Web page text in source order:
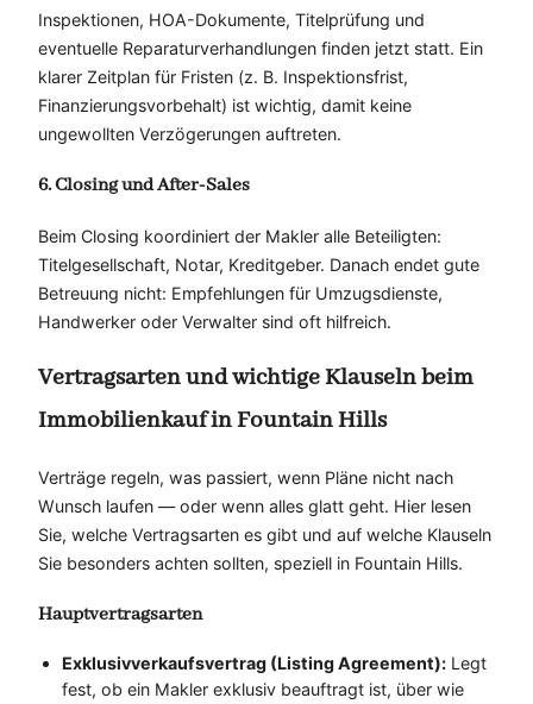
Inspektionen, HOA-Dokumente, Titelprüfung und
eventuelle Reparaturverhandlungen finden jetzt statt. Ein
klarer Zeitplan für Fristen (z. B. Inspektionsfrist,
Finanzierungsvorbehalt) ist wichtig, damit keine
ungewollten Verzögerungen auftreten.
6. Closing und After-Sales
Beim Closing koordiniert der Makler alle Beteiligten:
Titelgesellschaft, Notar, Kreditgeber. Danach endet gute
Betreuung nicht: Empfehlungen für Umzugsdienste,
Handwerker oder Verwalter sind oft hilfreich.
Vertragsarten und wichtige Klauseln beim
Immobilienkauf in Fountain Hills
Verträge regeln, was passiert, wenn Pläne nicht nach
Wunsch laufen — oder wenn alles glatt geht. Hier lesen
Sie, welche Vertragsarten es gibt und auf welche Klauseln
Sie besonders achten sollten, speziell in Fountain Hills.
Hauptvertragsarten
Exklusivverkaufsvertrag (Listing Agreement): Legt
fest, ob ein Makler exklusiv beauftragt ist, über wie